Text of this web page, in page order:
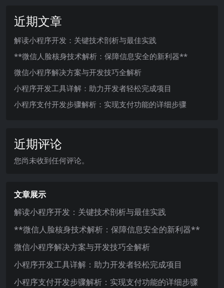
近期文章
解读小程序开发：关键技术剖析与最佳实践
**微信人脸核身技术解析：保障信息安全的新利器**
微信小程序解决方案与开发技巧全解析
小程序开发工具详解：助力开发者轻松完成项目
小程序支付开发步骤解析：实现支付功能的详细步骤
近期评论
您尚未收到任何评论。
文章展示
解读小程序开发：关键技术剖析与最佳实践
**微信人脸核身技术解析：保障信息安全的新利器**
微信小程序解决方案与开发技巧全解析
小程序开发工具详解：助力开发者轻松完成项目
小程序支付开发步骤解析：实现支付功能的详细步骤